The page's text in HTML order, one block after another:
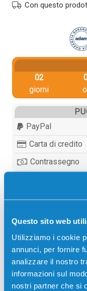
Questo sito web
Utilizziamo i cookie
annunci, per fornire
analizzare il nostro
informazioni sul
nostri partner che si
Con questo
02
giorni
PayPal
Carta di credito
Contrassegno
Descrizione
Toner originale
per Stampanti:
Triumph-Adler DC